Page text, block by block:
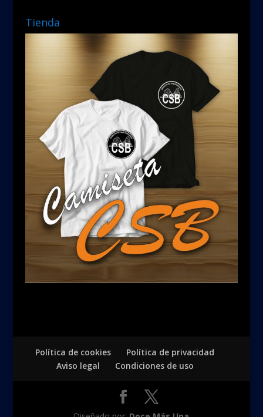
Tienda
Política de cookies
Política de privacidad
Aviso legal
Condiciones de uso